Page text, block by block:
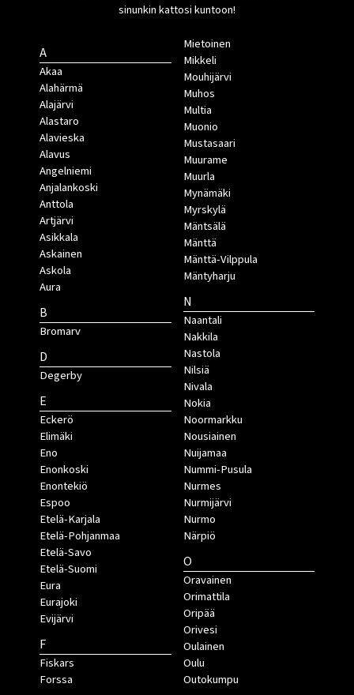
sinunkin kattosi kuntoon!
A
Akaa
Alahärmä
Alajärvi
Alastaro
Alavieska
Alavus
Angelniemi
Anjalankoski
Anttola
Artjärvi
Asikkala
Askainen
Askola
Aura
B
Bromarv
D
Degerby
E
Eckerö
Elimäki
Eno
Enonkoski
Enontekiö
Espoo
Etelä-Karjala
Etelä-Pohjanmaa
Etelä-Savo
Etelä-Suomi
Eura
Eurajoki
Evijärvi
F
Fiskars
Forssa
Mietoinen
Mikkeli
Mouhijärvi
Muhos
Multia
Muonio
Mustasaari
Muurame
Muurla
Mynämäki
Myrskylä
Mäntsälä
Mänttä
Mänttä-Vilppula
Mäntyharju
N
Naantali
Nakkila
Nastola
Nilsiä
Nivala
Nokia
Noormarkku
Nousiainen
Nuijamaa
Nummi-Pusula
Nurmes
Nurmijärvi
Nurmo
Närpiö
O
Oravainen
Orimattila
Oripää
Orivesi
Oulainen
Oulu
Outokumpu